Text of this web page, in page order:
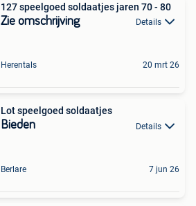
127 speelgoed soldaatjes jaren 70 - 80
Zie omschrijving Details
Herentals 20 mrt 26
Lot speelgoed soldaatjes
Bieden Details
Berlare 7 jun 26